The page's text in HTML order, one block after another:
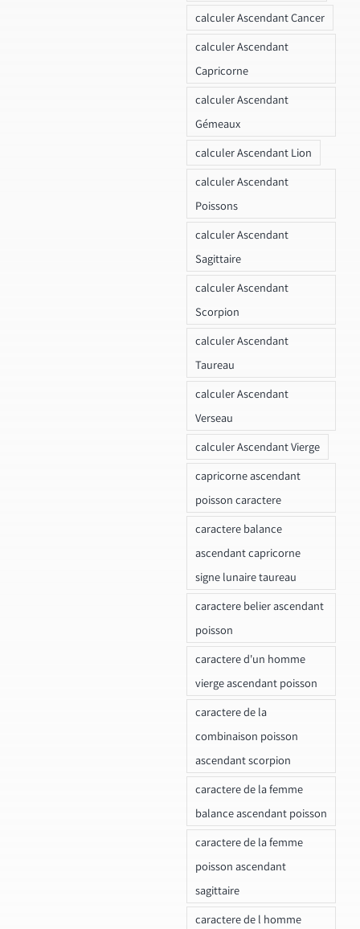
calculer Ascendant Cancer
calculer Ascendant
Capricorne
calculer Ascendant
Gémeaux
calculer Ascendant Lion
calculer Ascendant
Poissons
calculer Ascendant
Sagittaire
calculer Ascendant
Scorpion
calculer Ascendant
Taureau
calculer Ascendant
Verseau
calculer Ascendant Vierge
capricorne ascendant
poisson caractere
caractere balance
ascendant capricorne
signe lunaire taureau
caractere belier ascendant
poisson
caractere d'un homme
vierge ascendant poisson
caractere de la
combinaison poisson
ascendant scorpion
caractere de la femme
balance ascendant poisson
caractere de la femme
poisson ascendant
sagittaire
caractere de l homme